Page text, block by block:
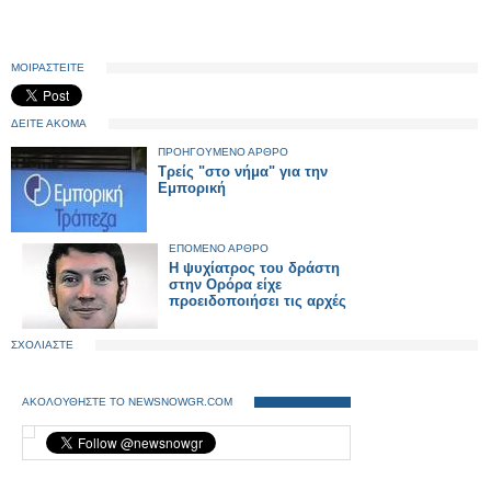
ΜΟΙΡΑΣΤΕΙΤΕ
ΔΕΙΤΕ ΑΚΟΜΑ
ΠΡΟΗΓΟΥΜΕΝΟ ΑΡΘΡΟ
Τρείς "στο νήμα" για την
Εμπορική
ΕΠΟΜΕΝΟ ΑΡΘΡΟ
Η ψυχίατρος του δράστη
στην Ορόρα είχε
προειδοποιήσει τις αρχές
ΣΧΟΛΙΑΣΤΕ
ΑΚΟΛΟΥΘΗΣΤΕ ΤΟ NEWSNOWGR.COM